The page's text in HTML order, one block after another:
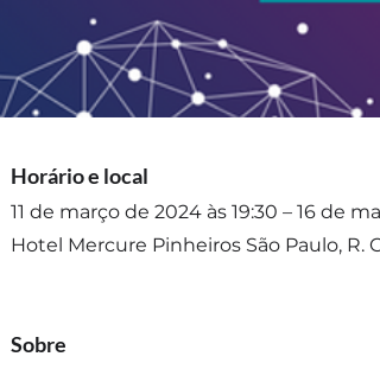
Horário e local
11 de março de 2024 às 19:30 – 16 de
Hotel Mercure Pinheiros São Paulo, R.
Sobre